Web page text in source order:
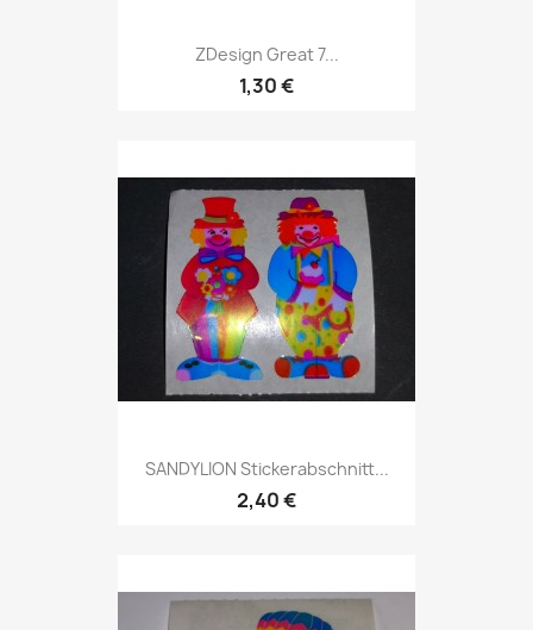
ZDesign Great 7...
1,30 €
SANDYLION Stickerabschnitt...
2,40 €